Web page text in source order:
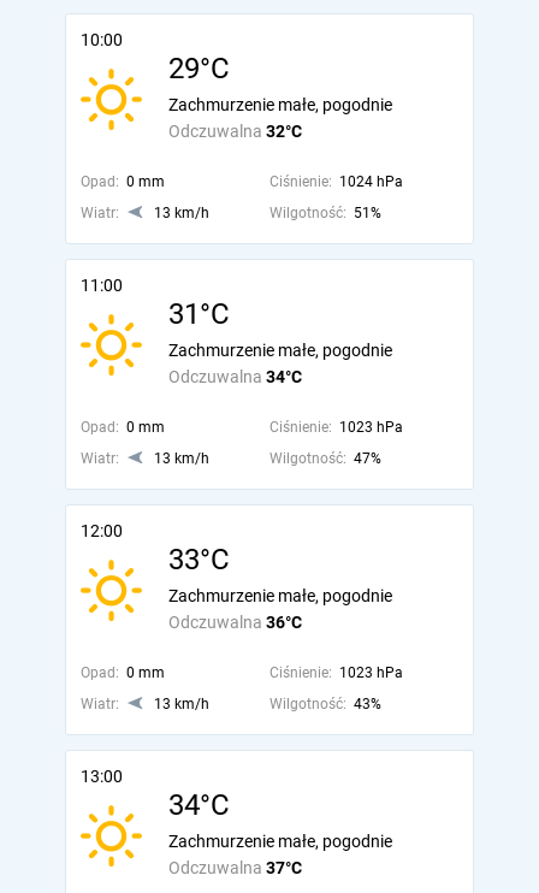
10:00
29°C
Odczuwalna 32°C
Zachmurzenie małe, pogodnie
Opad: 0 mm Ciśnienie: 1024 hPa
Wiatr:
13 km/h Wilgotność: 51%
11:00
31°C
Odczuwalna 34°C
Zachmurzenie małe, pogodnie
Opad: 0 mm Ciśnienie: 1023 hPa
Wiatr:
13 km/h Wilgotność: 47%
12:00
33°C
Odczuwalna 36°C
Zachmurzenie małe, pogodnie
Opad: 0 mm Ciśnienie: 1023 hPa
Wiatr:
13 km/h Wilgotność: 43%
13:00
34°C
Odczuwalna 37°C
Zachmurzenie małe, pogodnie